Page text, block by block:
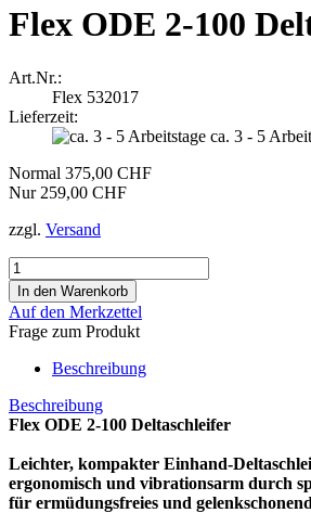
Flex ODE 2-100
Art.Nr.:
Flex 532017
Lieferzeit:
ca. 3 - 5
Normal 375,00 CHF
Nur 259,00 CHF
zzgl. Versand
Auf den Merkzettel
Frage zum Produkt
Beschreibung
Beschreibung
Flex ODE 2-100 Deltaschleifer
Leichter, kompakter Einhand-
ergonomisch und vibrationsarm durch
für ermüdungsfreies und